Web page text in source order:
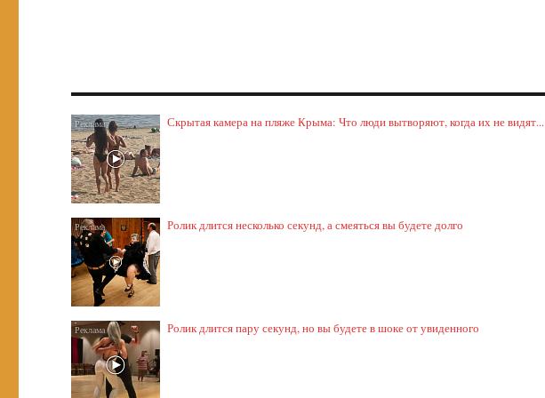
Скрытая камера на пляже Крыма: Что люди вытворяют, когда их не видят...
Ролик длится несколько секунд, а смеяться вы будете долго
Ролик длится пару секунд, но вы будете в шоке от увиденного